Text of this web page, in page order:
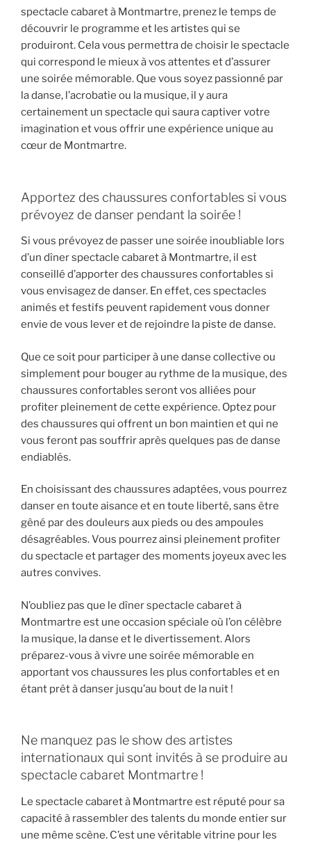
spectacle cabaret à Montmartre, prenez le temps de
découvrir le programme et les artistes qui se
produiront. Cela vous permettra de choisir le spectacle
qui correspond le mieux à vos attentes et d’assurer
une soirée mémorable. Que vous soyez passionné par
la danse, l’acrobatie ou la musique, il y aura
certainement un spectacle qui saura captiver votre
imagination et vous offrir une expérience unique au
cœur de Montmartre.
Apportez des chaussures confortables si vous
prévoyez de danser pendant la soirée !
Si vous prévoyez de passer une soirée inoubliable lors
d’un dîner spectacle cabaret à Montmartre, il est
conseillé d’apporter des chaussures confortables si
vous envisagez de danser. En effet, ces spectacles
animés et festifs peuvent rapidement vous donner
envie de vous lever et de rejoindre la piste de danse.
Que ce soit pour participer à une danse collective ou
simplement pour bouger au rythme de la musique, des
chaussures confortables seront vos alliées pour
profiter pleinement de cette expérience. Optez pour
des chaussures qui offrent un bon maintien et qui ne
vous feront pas souffrir après quelques pas de danse
endiablés.
En choisissant des chaussures adaptées, vous pourrez
danser en toute aisance et en toute liberté, sans être
gêné par des douleurs aux pieds ou des ampoules
désagréables. Vous pourrez ainsi pleinement profiter
du spectacle et partager des moments joyeux avec les
autres convives.
N’oubliez pas que le dîner spectacle cabaret à
Montmartre est une occasion spéciale où l’on célèbre
la musique, la danse et le divertissement. Alors
préparez-vous à vivre une soirée mémorable en
apportant vos chaussures les plus confortables et en
étant prêt à danser jusqu’au bout de la nuit !
Ne manquez pas le show des artistes
internationaux qui sont invités à se produire au
spectacle cabaret Montmartre !
Le spectacle cabaret à Montmartre est réputé pour sa
capacité à rassembler des talents du monde entier sur
une même scène. C’est une véritable vitrine pour les